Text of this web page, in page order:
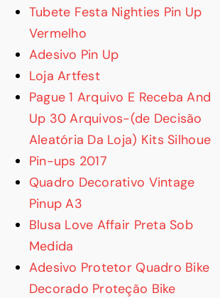
Tubete Festa Nighties Pin Up
Vermelho
Adesivo Pin Up
Loja Artfest
Pague 1 Arquivo E Receba And
Up 30 Arquivos-(de Decisão
Aleatória Da Loja) Kits Silhoue
Pin-ups 2017
Quadro Decorativo Vintage
Pinup A3
Blusa Love Affair Preta Sob
Medida
Adesivo Protetor Quadro Bike
Decorado Proteção Bike